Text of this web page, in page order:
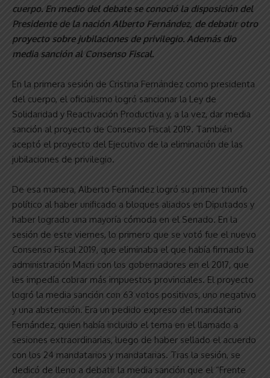
cuerpo. En medio del debate se conoció la disposición del
Presidente de la nación Alberto Fernández, de debatir otro
proyecto sobre jubilaciones de privilegio. Además dio
media sanción al Consenso Fiscal.
En la primera sesión de Cristina Fernández como presidenta
del cuerpo, el oficialismo logró sancionar la Ley de
Solidaridad y Reactivación Productiva y, a la vez, dar media
sanción al proyecto de Consenso Fiscal 2019. También
aceptó el proyecto del Ejecutivo de la eliminación de las
jubilaciones de privilegio.
De esa manera, Alberto Fernández logró su primer triunfo
político al haber unificado a bloques aliados en Diputados y
haber logrado una mayoría cómoda en el Senado. En la
sesión de este viernes, lo primero que se votó fue el nuevo
Consenso Fiscal 2019, que eliminaba el que había firmado la
administración Macri con los gobernadores en el 2017, que
les impedía cobrar más impuestos provinciales. El proyecto
logró la media sanción con 63 votos positivos, uno negativo
y una abstención. Era un pedido expreso del mandatario
Fernández, quien había incluido el tema en el llamado a
sesiones extraordinarias, luego de haber sellado el acuerdo
con los 24 mandatarios y mandatarias. Tras la sesión, se
dedicó de lleno a debatir la media sanción que el “Frente